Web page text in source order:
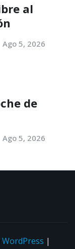
al
Ago 5, 2026
de
Ago 5, 2026
WordPress |